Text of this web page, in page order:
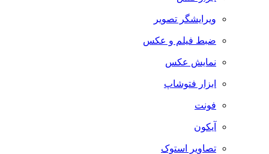
ویرایشگر تصویر
ضبط فيلم و عكس
نمایش عکس
ابزار فتوشاپ
فونت
آیکون
تصاویر استوک